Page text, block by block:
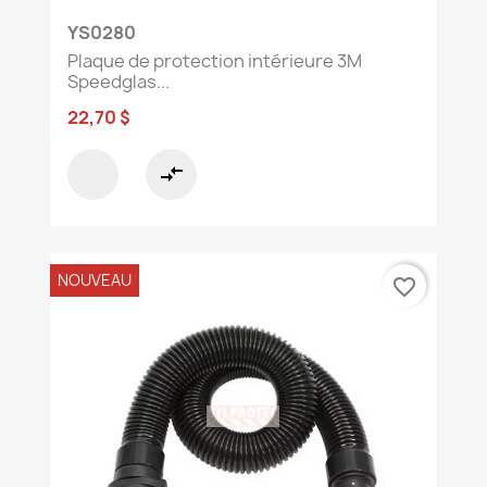
YS0280
Plaque de protection intérieure 3M
Speedglas...
22,70 $
compare_arrows
NOUVEAU favorite_border